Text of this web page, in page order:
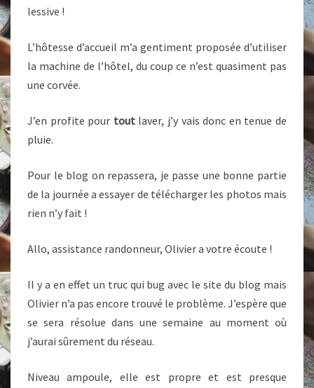
lessive !
L’hôtesse d’accueil m’a gentiment proposée d’utiliser
la machine de l’hôtel, du coup ce n’est quasiment pas
une corvée.
J’en profite pour toutlaver, j’y vais donc en tenue de
pluie.
Pour le blog on repassera, je passe une bonne partie
de la journée a essayer de télécharger les photos mais
rien n’y fait !
Allo, assistance randonneur, Olivier a votre écoute !
Il y a en effet un truc qui bug avec le site du blog mais
Olivier n’a pas encore trouvé le problème. J’espère que
se sera résolue dans une semaine au moment où
j’aurai sûrement du réseau.
Niveau ampoule, elle est propre et est presque